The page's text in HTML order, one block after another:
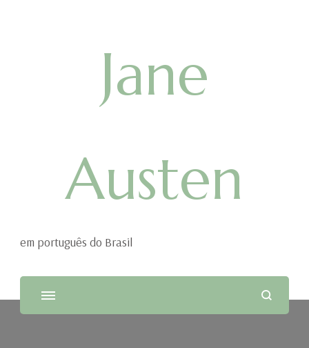
Jane
Austen
em português do Brasil